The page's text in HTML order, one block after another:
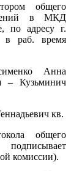
общего
в МКД
по адресу г.
раб. время
Анна
– Кузьминич
кв.
общего
комиссии).